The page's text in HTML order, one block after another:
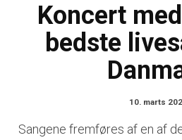
Koncert
bedste
10. marts
Sangene fremføres af en af